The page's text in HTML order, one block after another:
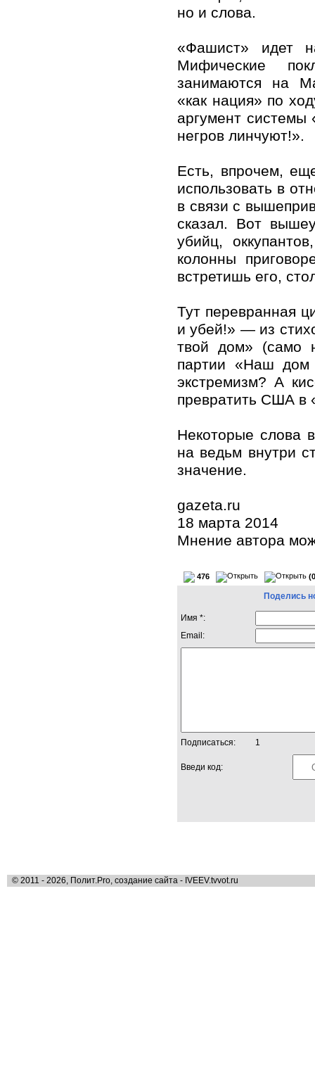
но и слова.
«Фашист» идет
Мифические
занимаются на
«как нация» по
аргумент
негров линчуют!».
Есть, впрочем,
использовать в
в связи с
сказал. Вот
убийц,
колонны
встретишь его,
Тут перевранная
и убей!» — из
твой дом» (само
партии «Наш
экстремизм? А
превратить США в
Некоторые слова
на ведьм внутри
значение.
gazeta.ru
18 марта 2014
Мнение автора
476
Поделись
Имя *:
Email:
Подписаться: 1
Введи код:
© 2011 - 2026, Полит.Pro, создание сайта - IVEEV.tvvot.ru